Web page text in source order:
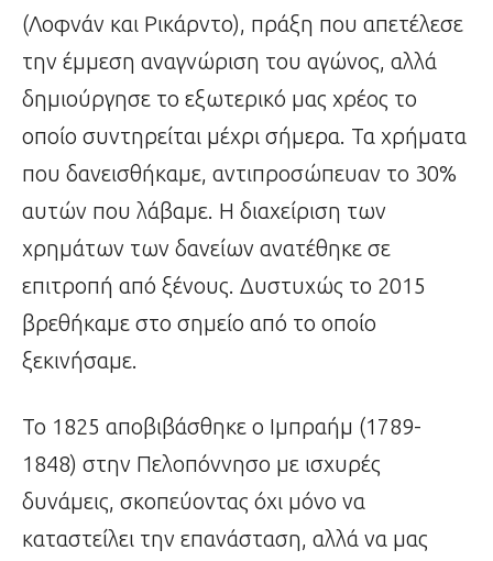
(Λοφνάν και Ρικάρντο), πράξη που απετέλεσε
την έμμεση αναγνώριση του αγώνος, αλλά
δημιούργησε το εξωτερικό μας χρέος το
οποίο συντηρείται μέχρι σήμερα. Τα χρήματα
που δανεισθήκαμε, αντιπροσώπευαν το 30%
αυτών που λάβαμε. Η διαχείριση των
χρημάτων των δανείων ανατέθηκε σε
επιτροπή από ξένους. Δυστυχώς το 2015
βρεθήκαμε στο σημείο από το οποίο
ξεκινήσαμε.
Το 1825 αποβιβάσθηκε ο Ιμπραήμ (1789-
1848) στην Πελοπόννησο με ισχυρές
δυνάμεις, σκοπεύοντας όχι μόνο να
καταστείλει την επανάσταση, αλλά να μας